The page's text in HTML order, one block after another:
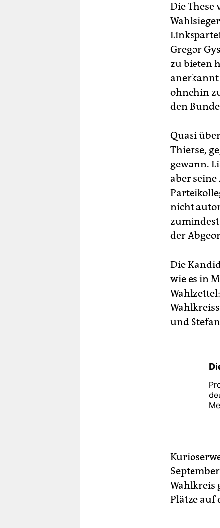
Die These
Gregor
zu bieten
anerkannt
ohnehin
den
Quasi
Thierse,
gewann.
aber
nicht
zumindest
der
Die
wie es in
und
Wahlkreis
Plätze auf